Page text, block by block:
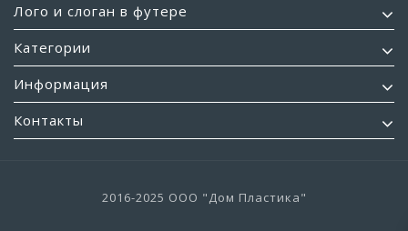
Лого и слоган в футере
Категории
Информация
Контакты
2016-2025 ООО "Дом Пластика"